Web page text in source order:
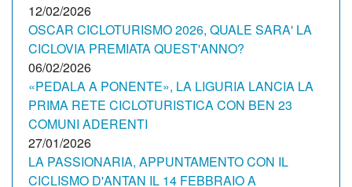
12/02/2026
OSCAR CICLOTURISMO 2026, QUALE SARA' LA
CICLOVIA PREMIATA QUEST'ANNO?
06/02/2026
«PEDALA A PONENTE», LA LIGURIA LANCIA LA
PRIMA RETE CICLOTURISTICA CON BEN 23
COMUNI ADERENTI
27/01/2026
LA PASSIONARIA, APPUNTAMENTO CON IL
CICLISMO D'ANTAN IL 14 FEBBRAIO A